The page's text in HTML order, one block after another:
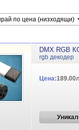
DMX RGB
rgb декодер
Цена: